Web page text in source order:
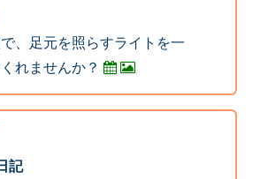
、足元を照らすライトを一
れませんか？
記